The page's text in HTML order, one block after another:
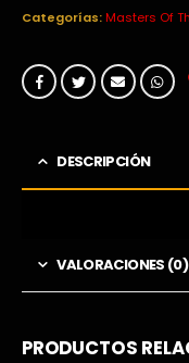
Categorías:Masters Of
DESCRIPCIÓN
VALORACIONES (0)
PRODUCTOS